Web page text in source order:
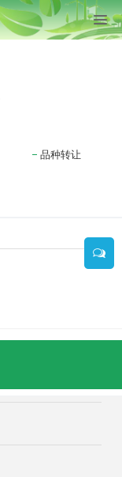
品种转让